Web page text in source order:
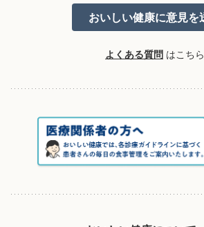
よくある質問 はこちら